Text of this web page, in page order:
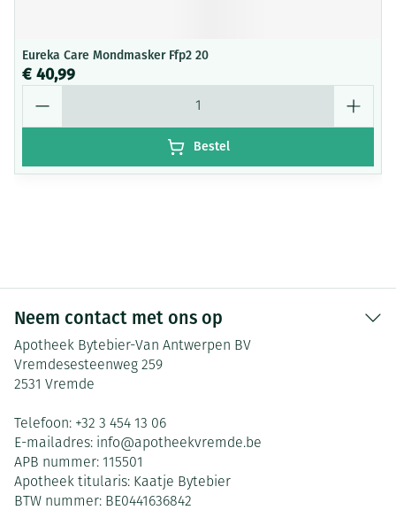
Eureka Care Mondmasker Ffp2 20
€ 40,99
Bestel
Neem contact met ons op
Apotheek Bytebier-Van Antwerpen BV
Vremdesesteenweg 259
2531 Vremde
Telefoon: +32 3 454 13 06
E-mailadres: info@apotheekvremde.be
APB nummer: 115501
Apotheek titularis: Kaatje Bytebier
BTW nummer: BE0441636842